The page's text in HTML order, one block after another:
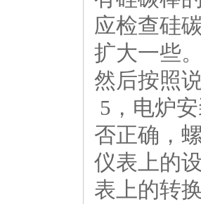
应检查硅
扩大一些
然后按照
5，电炉
否正确，
仪表上的
表上的转